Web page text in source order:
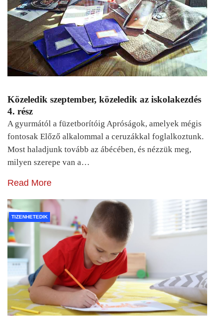
Közeledik szeptember, közeledik az iskolakezdés
4. rész
A gyurmától a füzetborítóig Apróságok, amelyek mégis
fontosak Előző alkalommal a ceruzákkal foglalkoztunk.
Most haladjunk tovább az ábécében, és nézzük meg,
milyen szerepe van a…
Read More
TIZENHETEDIK